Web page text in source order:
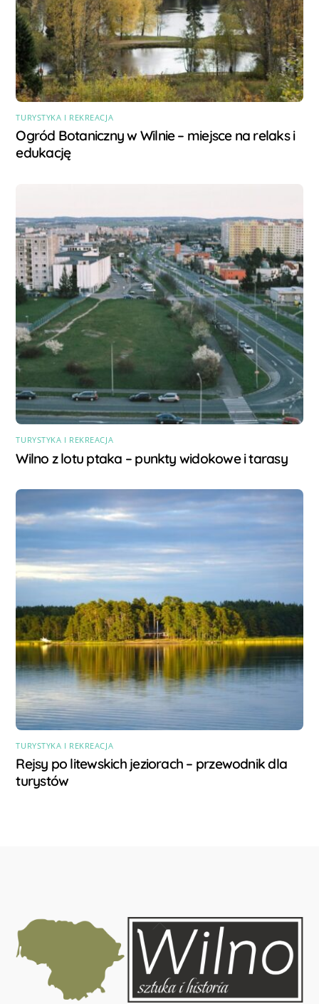
TURYSTYKA I REKREACJA
Ogród Botaniczny w Wilnie – miejsce na relaks i
edukację
TURYSTYKA I REKREACJA
Wilno z lotu ptaka – punkty widokowe i tarasy
TURYSTYKA I REKREACJA
Rejsy po litewskich jeziorach – przewodnik dla
turystów
Back
To
Top